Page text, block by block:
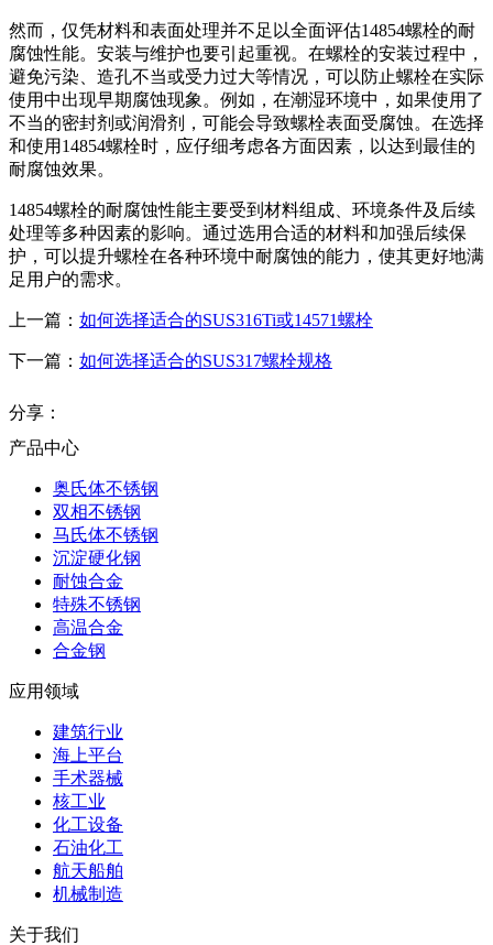
然而，仅凭材料和表面处理并不足以全面评估14854螺栓的耐
腐蚀性能。安装与维护也要引起重视。在螺栓的安装过程中，
避免污染、造孔不当或受力过大等情况，可以防止螺栓在实际
使用中出现早期腐蚀现象。例如，在潮湿环境中，如果使用了
不当的密封剂或润滑剂，可能会导致螺栓表面受腐蚀。在选择
和使用14854螺栓时，应仔细考虑各方面因素，以达到最佳的
耐腐蚀效果。
14854螺栓的耐腐蚀性能主要受到材料组成、环境条件及后续
处理等多种因素的影响。通过选用合适的材料和加强后续保
护，可以提升螺栓在各种环境中耐腐蚀的能力，使其更好地满
足用户的需求。
上一篇： 如何选择适合的SUS316Ti或14571螺栓
下一篇： 如何选择适合的SUS317螺栓规格
分享：
产品中心
奥氏体不锈钢
双相不锈钢
马氏体不锈钢
沉淀硬化钢
耐蚀合金
特殊不锈钢
高温合金
合金钢
应用领域
建筑行业
海上平台
手术器械
核工业
化工设备
石油化工
航天船舶
机械制造
关于我们